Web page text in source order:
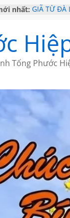
nhất: GIÃ TỪ ĐÀ
KHÔNG ĐỀ
CHÙM
Tống Phước